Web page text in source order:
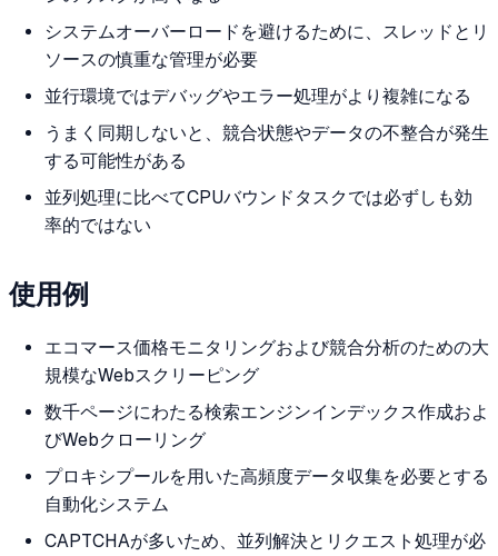
システムオーバーロードを避けるために、スレッドとリ
ソースの慎重な管理が必要
並行環境ではデバッグやエラー処理がより複雑になる
うまく同期しないと、競合状態やデータの不整合が発生
する可能性がある
並列処理に比べてCPUバウンドタスクでは必ずしも効
率的ではない
使用例
エコマース価格モニタリングおよび競合分析のための大
規模なWebスクリーピング
数千ページにわたる検索エンジンインデックス作成およ
びWebクローリング
プロキシプールを用いた高頻度データ収集を必要とする
自動化システム
CAPTCHAが多いため、並列解決とリクエスト処理が必